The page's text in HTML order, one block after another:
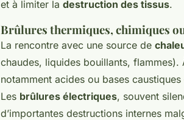
et à limiter la destruction des tissus.
Brûlures thermiques, chimiques
La rencontre avec une source de
chaudes, liquides bouillants, flammes).
notamment acides ou bases
Les brûlures électriques, souvent
d’importantes destructions internes